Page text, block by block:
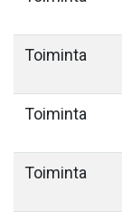
Toiminta
Toiminta
Toiminta